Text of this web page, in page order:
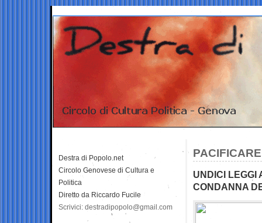
UNDICI LEGGI
CONDANNA
Destra di Popolo.net
Circolo Genovese di Cultura e
Politica
Diretto da Riccardo Fucile
Scrivici: destradipopolo@gmail.com